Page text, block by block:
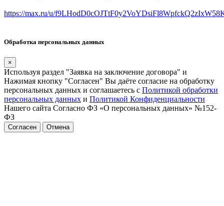
https://max.ru/u/
Обработка персональных данных
×
Используя раздел "Заявка на заключение договора" и
Нажимая кнопку "Согласен" Вы даёте согласие на обработку
персональных данных и соглашаетесь с Политикой обработки
персональных данных и Политикой Конфиденциальности
Нашего сайта Согласно ФЗ «О персональных данных» №152-
ФЗ
Согласен Отмена